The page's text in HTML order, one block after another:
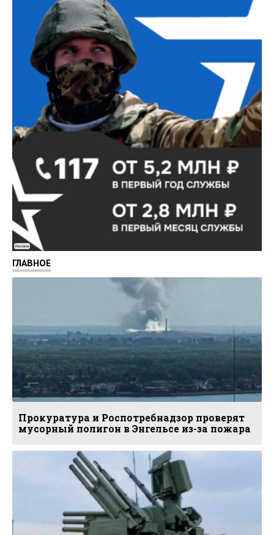
Реклама
ГЛАВНОЕ
Прокуратура и Роспотребнадзор проверят
мусорный полигон в Энгельсе из-за пожара